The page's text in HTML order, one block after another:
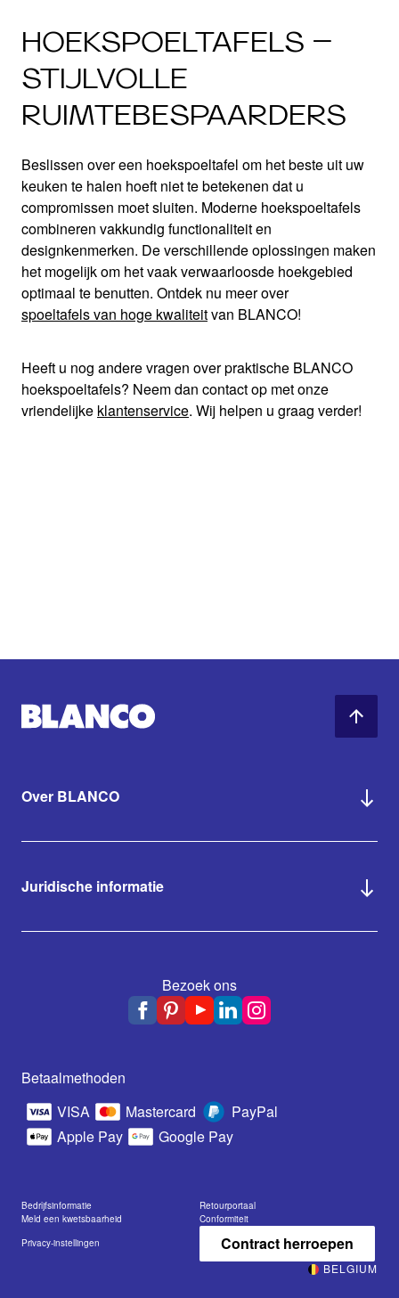
HOEKSPOELTAFELS –
STIJLVOLLE
RUIMTEBESPAARDERS
Beslissen over een hoekspoeltafel om het beste uit uw
keuken te halen hoeft niet te betekenen dat u
compromissen moet sluiten. Moderne hoekspoeltafels
combineren vakkundig functionaliteit en
designkenmerken. De verschillende oplossingen maken
het mogelijk om het vaak verwaarloosde hoekgebied
optimaal te benutten. Ontdek nu meer over
spoeltafels van hoge kwaliteitvan BLANCO!
Heeft u nog andere vragen over praktische BLANCO
hoekspoeltafels? Neem dan contact op met onze
vriendelijke klantenservice. Wij helpen u graag verder!
Over BLANCO
Juridische informatie
Bezoek ons
Betaalmethoden
VISA
Mastercard
PayPal
Apple Pay
Google Pay
Bedrijfsinformatie
Retourportaal
Meld een kwetsbaarheid
Conformiteit
Privacy-instellingen
Contract herroepen
BELGIUM